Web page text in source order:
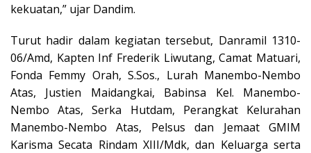
kekuatan,” ujar Dandim.
Turut hadir dalam kegiatan tersebut, Danramil 1310-
06/Amd, Kapten Inf Frederik Liwutang, Camat Matuari,
Fonda Femmy Orah, S.Sos., Lurah Manembo-Nembo
Atas, Justien Maidangkai, Babinsa Kel. Manembo-
Nembo Atas, Serka Hutdam, Perangkat Kelurahan
Manembo-Nembo Atas, Pelsus dan Jemaat GMIM
Karisma Secata Rindam XIII/Mdk, dan Keluarga serta